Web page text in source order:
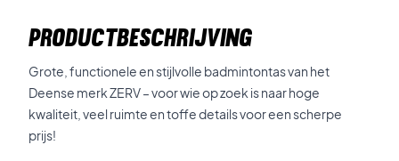
PRODUCTBESCHRIJVING
Grote, functionele en stijlvolle badmintontas van het
Deense merk ZERV – voor wie op zoek is naar hoge
kwaliteit, veel ruimte en toffe details voor een scherpe
prijs!